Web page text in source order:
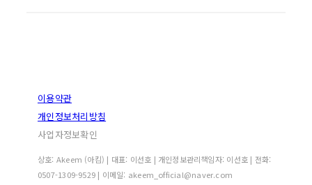
이용약관
개인정보처리방침
사업자정보확인
상호: Akeem (아킴) | 대표: 이선호 | 개인정보관리책임자: 이선호 | 전화:
0507-1309-9529 | 이메일: akeem_official@naver.com